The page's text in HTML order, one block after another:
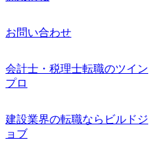
お問い合わせ
会計士・税理士転職のツイン
プロ
建設業界の転職ならビルドジ
ョブ